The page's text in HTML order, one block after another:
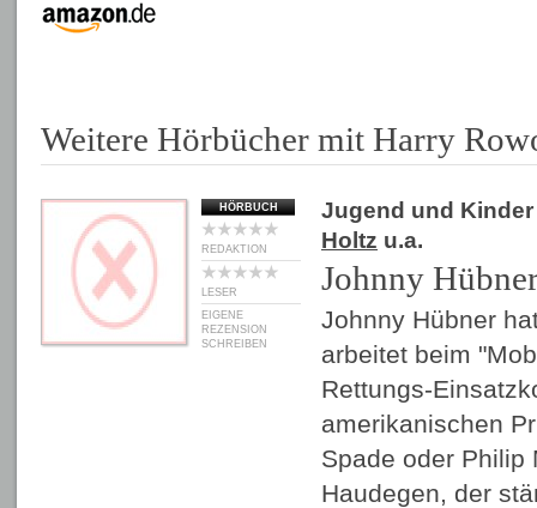
Weitere Hörbücher mit Harry
HÖRBUCH
REDAKTION
LESER
EIGENE
REZENSION
SCHREIBEN
Jugend und Kinder
Holtz u.a.
Johnny
Johnny Hübner
arbeitet beim
Rettungs-
amerikanischen
Spade oder Philip
Haudegen, der